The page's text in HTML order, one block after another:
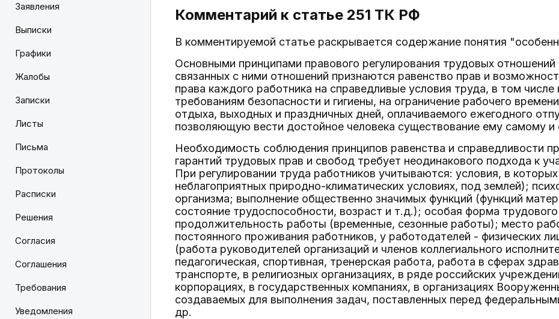
Заявления
Выписки
Графики
Жалобы
Записки
Листы
Письма
Протоколы
Расписки
Решения
Согласия
Соглашения
Требования
Уведомления
Комментарий к статье 251 ТК РФ
В комментируемой статье раскрывается содержание понятия
Основными принципами правового регулирования трудовых
связанных с ними отношений признаются равенство прав и
права каждого работника на справедливые условия труда, в том
требованиям безопасности и гигиены, на ограничение рабочего
отдыха, выходных и праздничных дней, оплачиваемого ежегодного
позволяющую вести достойное человека существование ему самому и
Необходимость соблюдения принципов равенства и справедливости
гарантий трудовых прав и свобод требует неодинакового подхода к
При регулировании труда работников учитываются: условия, в
неблагоприятных природно-климатических условиях, под землей);
организма; выполнение общественно значимых функций (функций
состояние трудоспособности, возраст и т.д.); особая форма
продолжительность работы (временные, сезонные работы); место
постоянного проживания работников, у работодателей - физических
(работа руководителей организаций и членов коллегиального
педагогическая, спортивная, тренерская работа, работа в сферах
транспорте, в религиозных организациях, в ряде российских
корпорациях, в государственных компаниях, в организациях
создаваемых для выполнения задач, поставленных перед
др.